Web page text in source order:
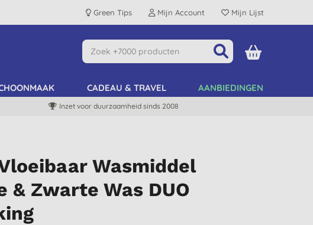
Green Tips Mijn Account Mijn Lijst
CADEAU & TRAVEL AANBIEDINGEN
Inzet voor duurzaamheid sinds 2008
Wasmiddel
& Zwarte Was DUO